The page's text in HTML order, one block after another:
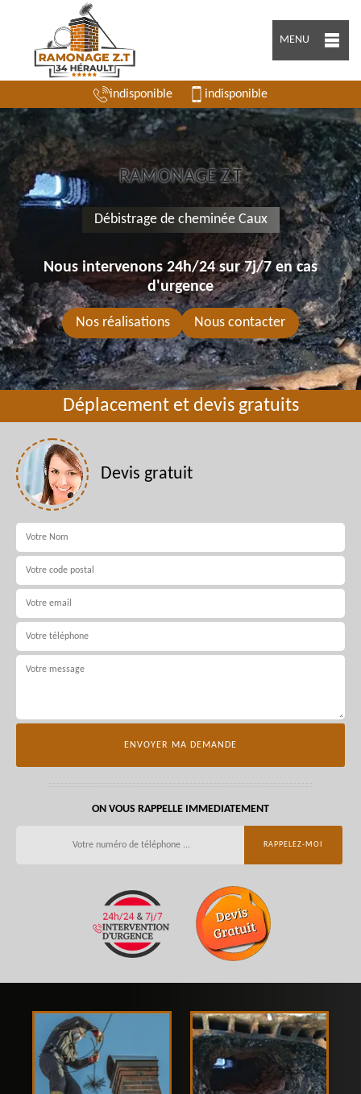
MENU
indisponible indisponible
RAMONAGE Z.T
Débistrage de cheminée Caux
Nous intervenons 24h/24 sur 7j/7 en cas
d'urgence
Nos réalisations Nous contacter
Déplacement et devis gratuits
Devis gratuit
ON VOUS RAPPELLE IMMEDIATEMENT